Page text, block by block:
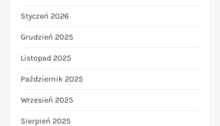
Styczeń 2026
Grudzień 2025
Listopad 2025
Październik 2025
Wrzesień 2025
Sierpień 2025